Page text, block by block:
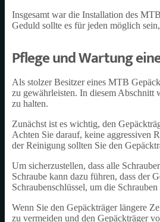
Insgesamt war die Installation des
Geduld sollte es für jeden möglich
Pflege und Wartung
Als stolzer Besitzer eines MTB
zu gewährleisten. In diesem Abschnitt
zu halten.
Zunächst ist es wichtig, den
Achten Sie darauf, keine aggressiven
der Reinigung sollten Sie den
Um sicherzustellen, dass alle
Schraube kann dazu führen, dass der
Schraubenschlüssel, um die Schrauben
Wenn Sie den Gepäckträger längere
zu vermeiden und den Gepäckträger